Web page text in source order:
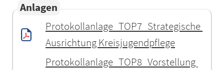
Anlagen
Protokollanlage_TOP7_Strategische
Ausrichtung Kreisjugendpflege
Protokollanlage_TOP8_Vorstellung